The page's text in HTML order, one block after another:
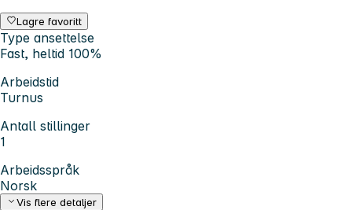
Lagre favoritt
Type ansettelse
Fast, heltid 100%
Arbeidstid
Turnus
Antall stillinger
1
Arbeidsspråk
Norsk
Vis flere detaljer